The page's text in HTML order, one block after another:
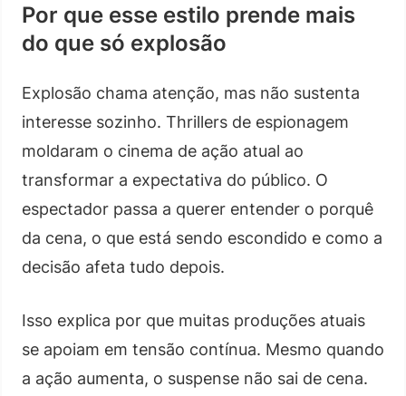
Por que esse estilo prende mais
do que só explosão
Explosão chama atenção, mas não sustenta
interesse sozinho. Thrillers de espionagem
moldaram o cinema de ação atual ao
transformar a expectativa do público. O
espectador passa a querer entender o porquê
da cena, o que está sendo escondido e como a
decisão afeta tudo depois.
Isso explica por que muitas produções atuais
se apoiam em tensão contínua. Mesmo quando
a ação aumenta, o suspense não sai de cena.